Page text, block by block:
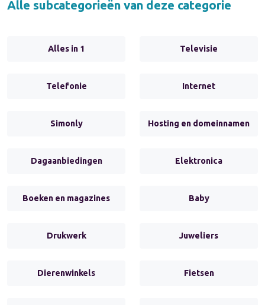
Alle subcategorieën van deze categorie
Alles in 1 Televisie
Telefonie Internet
Simonly Hosting en domeinnamen
Dagaanbiedingen Elektronica
Boeken en magazines Baby
Drukwerk Juweliers
Dierenwinkels Fietsen